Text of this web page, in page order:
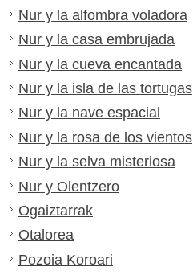
Nur y la alfombra voladora
Nur y la casa embrujada
Nur y la cueva encantada
Nur y la isla de las tortugas
Nur y la nave espacial
Nur y la rosa de los vientos
Nur y la selva misteriosa
Nur y Olentzero
Ogaiztarrak
Otalorea
Pozoia Koroari